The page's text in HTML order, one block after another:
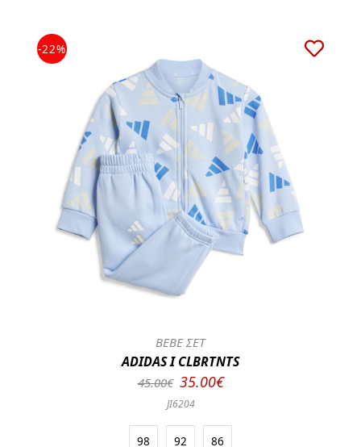
-22%
BEBE ΣΕΤ
ADIDAS I CLBRTNTS
45.00€ 35.00€
JI6204
98 92 86